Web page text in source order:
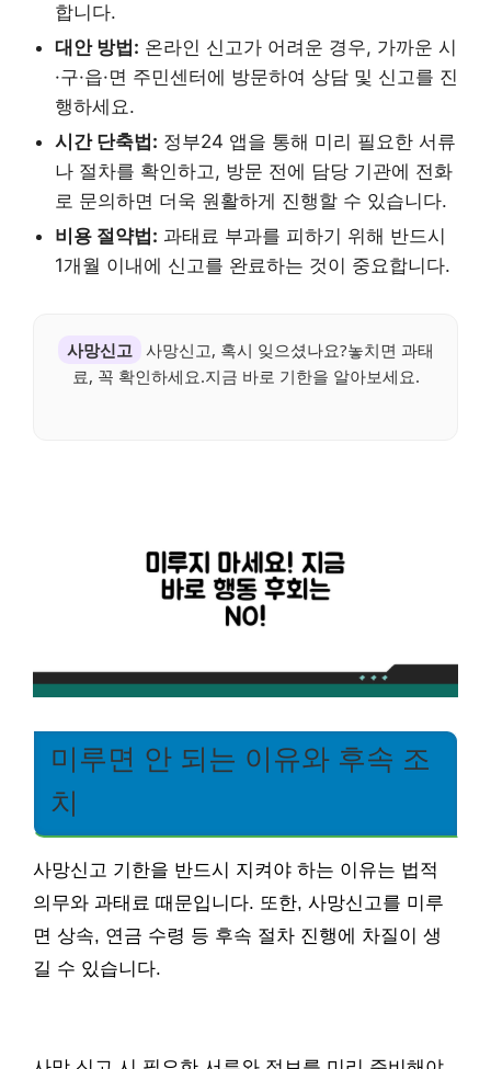
합니다.
대안 방법: 온라인 신고가 어려운 경우, 가까운 시
·구·읍·면 주민센터에 방문하여 상담 및 신고를 진
행하세요.
시간 단축법: 정부24 앱을 통해 미리 필요한 서류
나 절차를 확인하고, 방문 전에 담당 기관에 전화
로 문의하면 더욱 원활하게 진행할 수 있습니다.
비용 절약법: 과태료 부과를 피하기 위해 반드시
1개월 이내에 신고를 완료하는 것이 중요합니다.
사망신고
사망신고, 혹시 잊으셨나요?놓치면 과태
료, 꼭 확인하세요.지금 바로 기한을 알아보세요.
미루면 안 되는 이유와 후속 조
치
사망신고 기한을 반드시 지켜야 하는 이유는 법적
의무와 과태료 때문입니다. 또한, 사망신고를 미루
면 상속, 연금 수령 등 후속 절차 진행에 차질이 생
길 수 있습니다.